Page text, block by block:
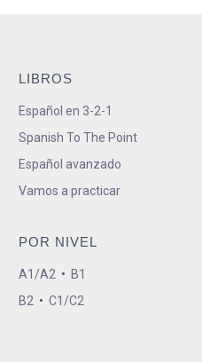
LIBROS
Español en 3-2-1
Spanish To The Point
Español avanzado
Vamos a practicar
POR NIVEL
A1/A2 • B1
B2 • C1/C2